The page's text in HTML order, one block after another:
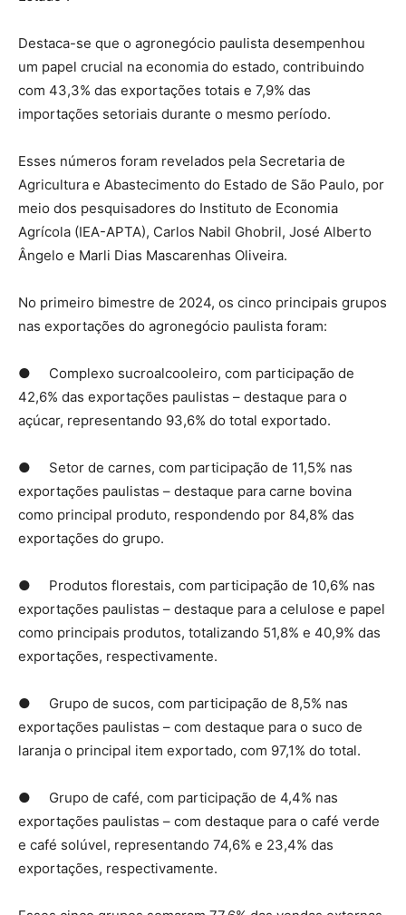
Destaca-se que o agronegócio paulista desempenhou
um papel crucial na economia do estado, contribuindo
com 43,3% das exportações totais e 7,9% das
importações setoriais durante o mesmo período.
Esses números foram revelados pela Secretaria de
Agricultura e Abastecimento do Estado de São Paulo, por
meio dos pesquisadores do Instituto de Economia
Agrícola (IEA-APTA), Carlos Nabil Ghobril, José Alberto
Ângelo e Marli Dias Mascarenhas Oliveira.
No primeiro bimestre de 2024, os cinco principais grupos
nas exportações do agronegócio paulista foram:
● Complexo sucroalcooleiro, com participação de
42,6% das exportações paulistas – destaque para o
açúcar, representando 93,6% do total exportado.
● Setor de carnes, com participação de 11,5% nas
exportações paulistas – destaque para carne bovina
como principal produto, respondendo por 84,8% das
exportações do grupo.
● Produtos florestais, com participação de 10,6% nas
exportações paulistas – destaque para a celulose e papel
como principais produtos, totalizando 51,8% e 40,9% das
exportações, respectivamente.
● Grupo de sucos, com participação de 8,5% nas
exportações paulistas – com destaque para o suco de
laranja o principal item exportado, com 97,1% do total.
● Grupo de café, com participação de 4,4% nas
exportações paulistas – com destaque para o café verde
e café solúvel, representando 74,6% e 23,4% das
exportações, respectivamente.